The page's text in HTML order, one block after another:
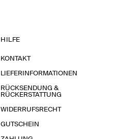
HILFE
KONTAKT
LIEFERINFORMATIONEN
RÜCKSENDUNG &
RÜCKERSTATTUNG
WIDERRUFSRECHT
GUTSCHEIN